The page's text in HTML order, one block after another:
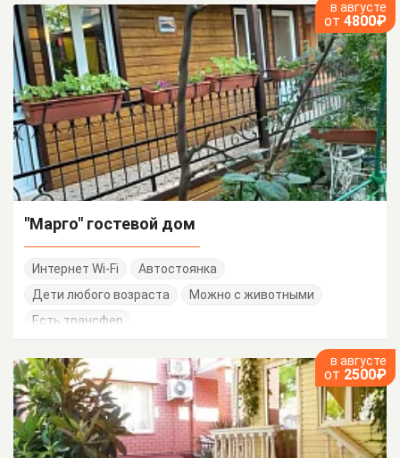
в августе
от 4800₽
"Марго" гостевой дом
Интернет Wi-Fi
Автостоянка
Дети любого возраста
Можно с животными
Есть трансфер
в августе
от 2500₽